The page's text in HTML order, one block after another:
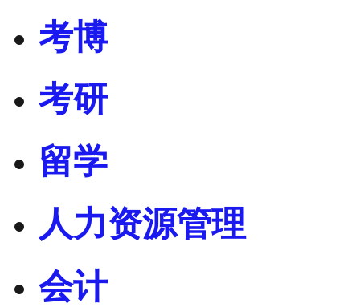
考博
考研
留学
人力资源管理
会计